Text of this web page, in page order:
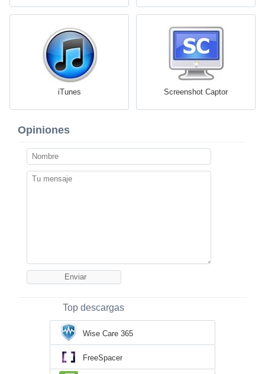
iTunes Screenshot Captor
Opiniones
Top descargas
Wise Care 365
FreeSpacer